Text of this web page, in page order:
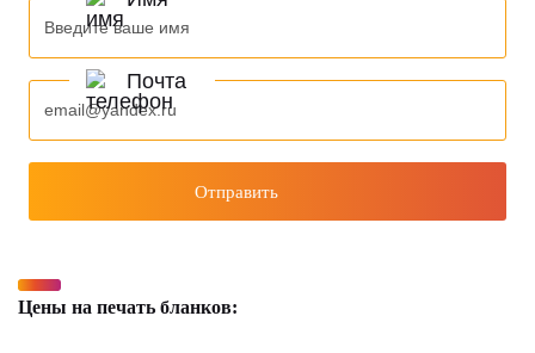
Почта
Отправить
Цены на печать бланков: